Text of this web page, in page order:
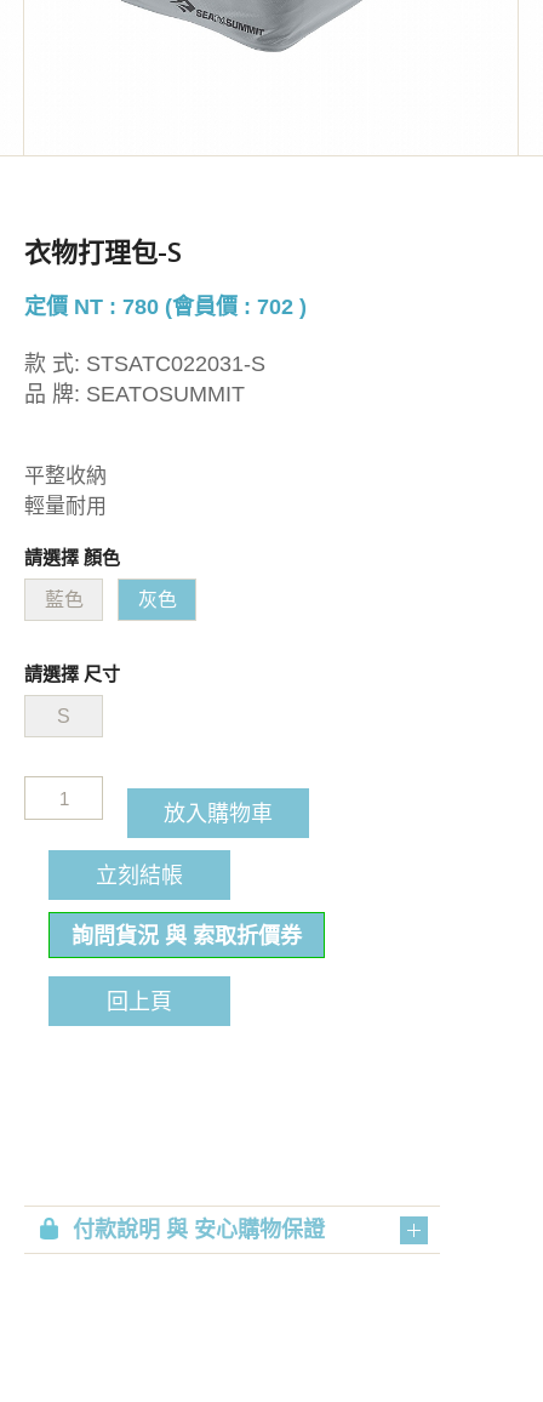
衣物打理包-S
定價 NT : 780 (會員價 : 702 )
款 式: STSATC022031-S
品 牌: SEATOSUMMIT
平整收納
輕量耐用
請選擇 顏色
藍色 灰色
請選擇 尺寸
S
放入購物車
立刻結帳
詢問貨況 與 索取折價券
回上頁
付款說明 與 安心購物保證